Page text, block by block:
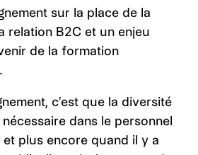
sur la place de la
relation B2C et un enjeu
de la formation
c’est que la diversité
dans le personnel
plus encore quand il y a